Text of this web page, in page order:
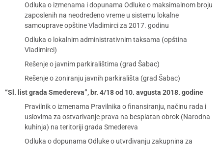
Odluka o izmenama i dopunama Odluke o maksimalnom broju
zaposlenih na neodređeno vreme u sistemu lokalne
samouprave opštine Vladimirci za 2017. godinu
Odluka o lokalnim administrativnim taksama (opština
Vladimirci)
Rešenje o javnim parkiralištima (grad Šabac)
Rešenje o zoniranju javnih parkirališta (grad Šabac)
“Sl. list grada Smedereva”, br. 4/18 od 10. avgusta 2018. godine
Pravilnik o izmenama Pravilnika o finansiranju, načinu rada i
uslovima za ostvarivanje prava na besplatan obrok (Narodna
kuhinja) na teritoriji grada Smedereva
Odluka o dopunama Odluke o utvrđivanju zakupnina za